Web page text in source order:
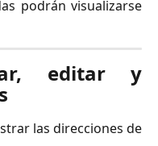
podrán visualizarse
editar y
las direcciones de